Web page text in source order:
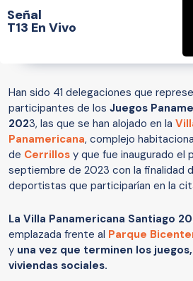
Señal
T13 En Vivo
Han sido 41 delegaciones que
participantes de los Juegos
2023, las que se han alojado en la
Panamericana, complejo
de Cerrillos y que fue inaugurado el
septiembre de 2023 con la finalidad
deportistas que participarían en la
La Villa Panamericana Santiago
emplazada frente al Parque
y una vez que terminen los
viviendas sociales.